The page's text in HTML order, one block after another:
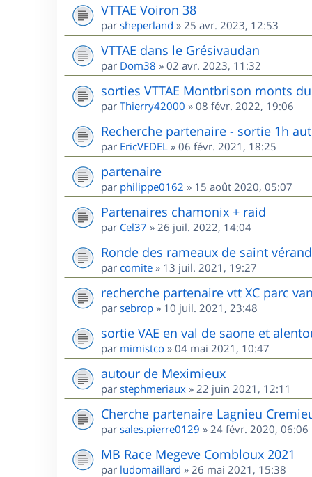
VTTAE Voiron 38
par sheperland » 25 avr. 2023, 12:53
VTTAE dans le Grésivaudan
par Dom38 » 02 avr. 2023, 11:32
sorties VTTAE Montbrison monts du
par Thierry42000 » 08 févr. 2022, 19:06
Recherche partenaire - sortie 1h
par EricVEDEL » 06 févr. 2021, 18:25
partenaire
par philippe0162 » 15 août 2020, 05:07
Partenaires chamonix + raid
par Cel37 » 26 juil. 2022, 14:04
Ronde des rameaux de saint
par comite » 13 juil. 2021, 19:27
recherche partenaire vtt XC parc
par sebrop » 10 juil. 2021, 23:48
sortie VAE en val de saone et
par mimistco » 04 mai 2021, 10:47
autour de Meximieux
par stephmeriaux » 22 juin 2021, 12:11
Cherche partenaire Lagnieu
par sales.pierre0129 » 24 févr. 2020, 06:06
MB Race Megeve Combloux 2021
par ludomaillard » 26 mai 2021, 15:38